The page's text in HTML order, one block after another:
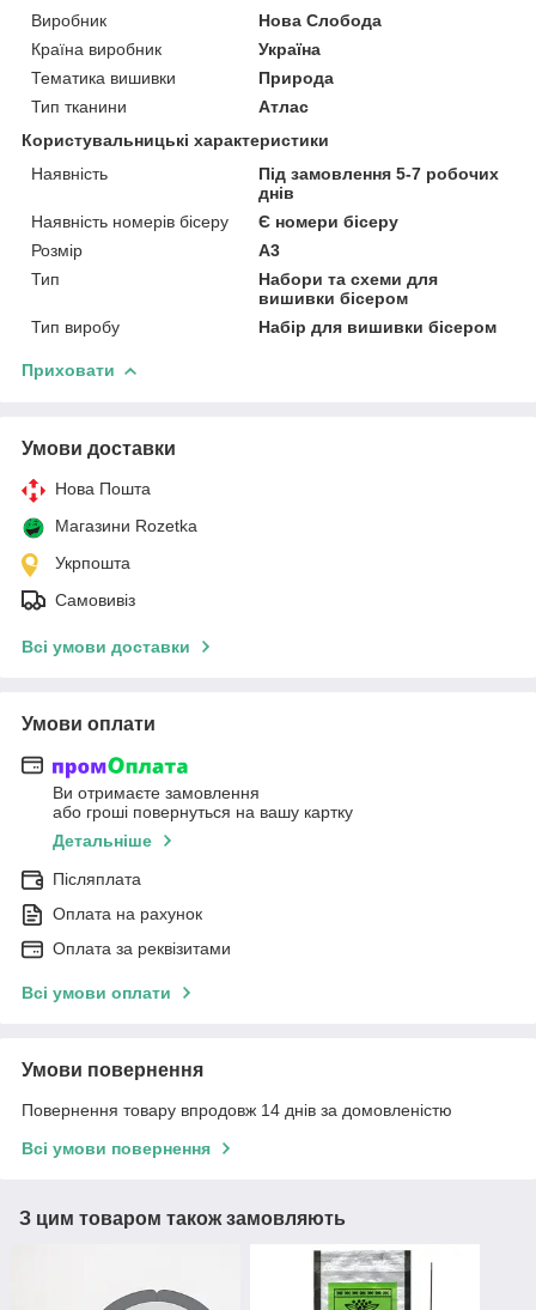
Виробник
Нова Слобода
Країна виробник
Україна
Тематика вишивки
Природа
Тип тканини
Атлас
Користувальницькі характеристики
Наявність
Під замовлення 5-7 робочих
днів
Наявність номерів бісеру
Є номери бісеру
Розмір
А3
Тип
Набори та схеми для
вишивки бісером
Тип виробу
Набір для вишивки бісером
Приховати
Умови доставки
Нова Пошта
Магазини Rozetka
Укрпошта
Самовивіз
Всі умови доставки
Умови оплати
Ви отримаєте замовлення
або гроші повернуться на вашу картку
Детальніше
Післяплата
Оплата на рахунок
Оплата за реквізитами
Всі умови оплати
Умови повернення
Повернення товару впродовж 14 днів за домовленістю
Всі умови повернення
З цим товаром також замовляють